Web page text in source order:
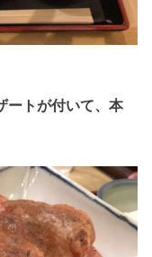
ートが付いて、本